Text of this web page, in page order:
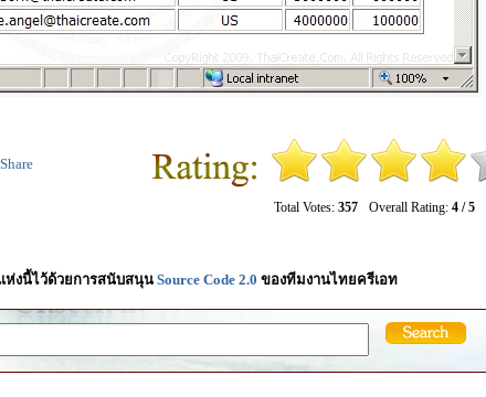
Total Votes: 357 Overall Rating: 4 / 5
Share
งนี้ไว้ด้วยการสนับสนุน Source Code 2.0 ของทีมงานไทยครีเอท